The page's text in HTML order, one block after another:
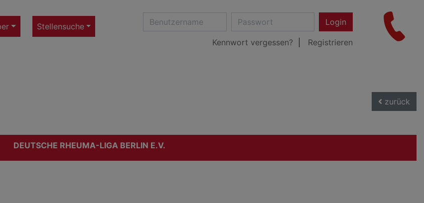
Stellensuche Login
Kennwort vergessen? Registrieren
zurück
DEUTSCHE RHEUMA-LIGA BERLIN E.V.